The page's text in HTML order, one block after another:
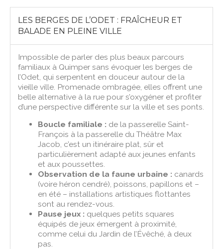
LES BERGES DE L’ODET : FRAÎCHEUR ET
BALADE EN PLEINE VILLE
Impossible de parler des plus beaux parcours
familiaux à Quimper sans évoquer les berges de
l’Odet, qui serpentent en douceur autour de la
vieille ville. Promenade ombragée, elles offrent une
belle alternative à la rue pour s’oxygéner et profiter
d’une perspective différente sur la ville et ses ponts.
Boucle familiale : de la passerelle Saint-
François à la passerelle du Théâtre Max
Jacob, c’est un itinéraire plat, sûr et
particulièrement adapté aux jeunes enfants
et aux poussettes.
Observation de la faune urbaine : canards
(voire héron cendré), poissons, papillons et –
en été – installations artistiques flottantes
sont au rendez-vous.
Pause jeux : quelques petits squares
équipés de jeux émergent à proximité,
comme celui du Jardin de l’Évêché, à deux
pas.